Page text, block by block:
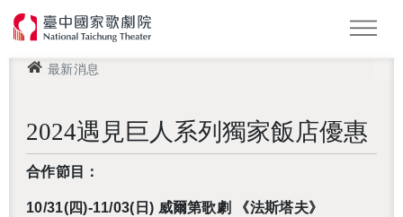
最新消息
2024遇見巨人系列獨家飯店優惠
合作節目：
10/31(四)-11/03(日) 威爾第歌劇 《法斯塔夫》